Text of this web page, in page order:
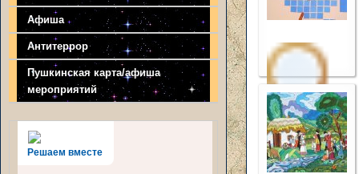
Афиша
Антитеррор
Пушкинская карта/афиша
мероприятий
Решаем вместе